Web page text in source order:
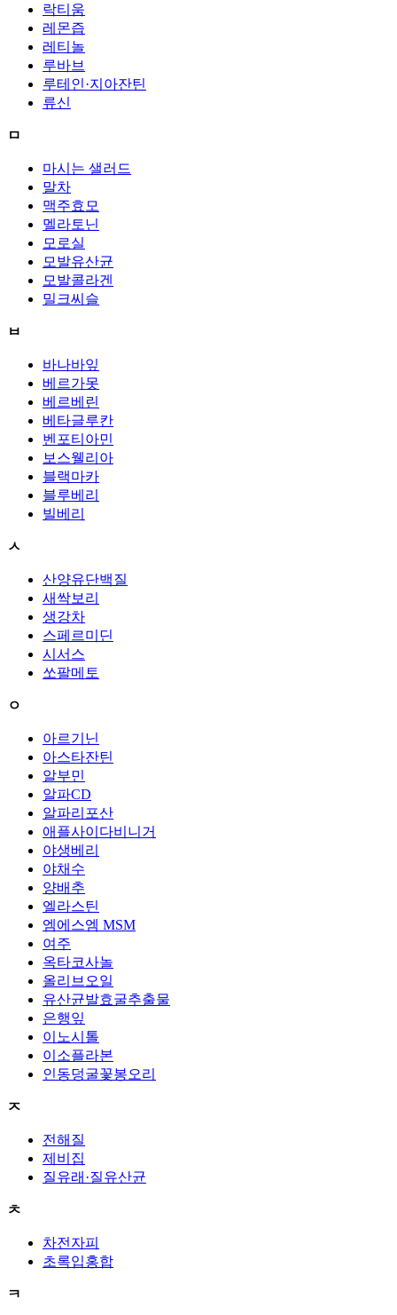
락티움
레몬즙
레티놀
루바브
루테인·지아잔틴
류신
ㅁ
마시는 샐러드
말차
맥주효모
멜라토닌
모로실
모발유산균
모발콜라겐
밀크씨슬
ㅂ
바나바잎
베르가못
베르베린
베타글루칸
벤포티아민
보스웰리아
블랙마카
블루베리
빌베리
ㅅ
산양유단백질
새싹보리
생강차
스페르미딘
시서스
쏘팔메토
ㅇ
아르기닌
아스타잔틴
알부민
알파CD
알파리포산
애플사이다비니거
야생베리
야채수
양배추
엘라스틴
엠에스엠 MSM
여주
옥타코사놀
올리브오일
유산균발효굴추출물
은행잎
이노시톨
이소플라본
인동덩굴꽃봉오리
ㅈ
전해질
제비집
질유래·질유산균
ㅊ
차전자피
초록입홍합
ㅋ